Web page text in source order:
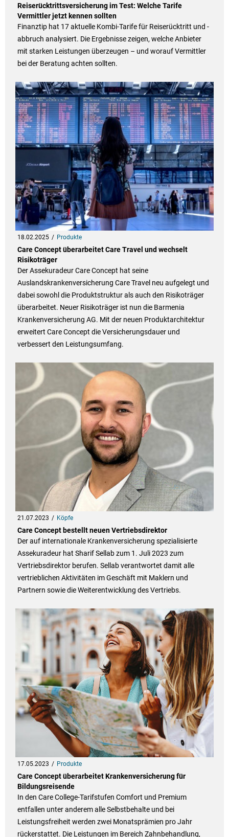
Reiserücktrittsversicherung im Test: Welche Tarife
Vermittler jetzt kennen sollten
Finanztip hat 17 aktuelle Kombi-Tarife für Reiserücktritt und -
abbruch analysiert. Die Ergebnisse zeigen, welche Anbieter
mit starken Leistungen überzeugen – und worauf Vermittler
bei der Beratung achten sollten.
18.02.2025 Produkte
Care Concept überarbeitet Care Travel und wechselt
Risikoträger
Der Assekuradeur Care Concept hat seine
Auslandskrankenversicherung Care Travel neu aufgelegt und
dabei sowohl die Produktstruktur als auch den Risikoträger
überarbeitet. Neuer Risikoträger ist nun die Barmenia
Krankenversicherung AG. Mit der neuen Produktarchitektur
erweitert Care Concept die Versicherungsdauer und
verbessert den Leistungsumfang.
21.07.2023 Köpfe
Care Concept bestellt neuen Vertriebsdirektor
Der auf internationale Krankenversicherung spezialisierte
Assekuradeur hat Sharif Sellab zum 1. Juli 2023 zum
Vertriebsdirektor berufen. Sellab verantwortet damit alle
vertrieblichen Aktivitäten im Geschäft mit Maklern und
Partnern sowie die Weiterentwicklung des Vertriebs.
17.05.2023 Produkte
Care Concept überarbeitet Krankenversicherung für
Bildungsreisende
In den Care College-Tarifstufen Comfort und Premium
entfallen unter anderem alle Selbstbehalte und bei
Leistungsfreiheit werden zwei Monatsprämien pro Jahr
rückerstattet. Die Leistungen im Bereich Zahnbehandlung,